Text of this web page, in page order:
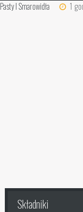
Pasty I Smarowidła 1
Składniki